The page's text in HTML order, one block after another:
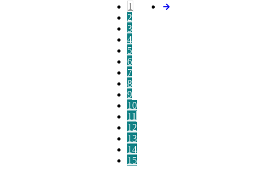
1
2
3
4
5
6
7
8
9
10
11
12
13
14
15